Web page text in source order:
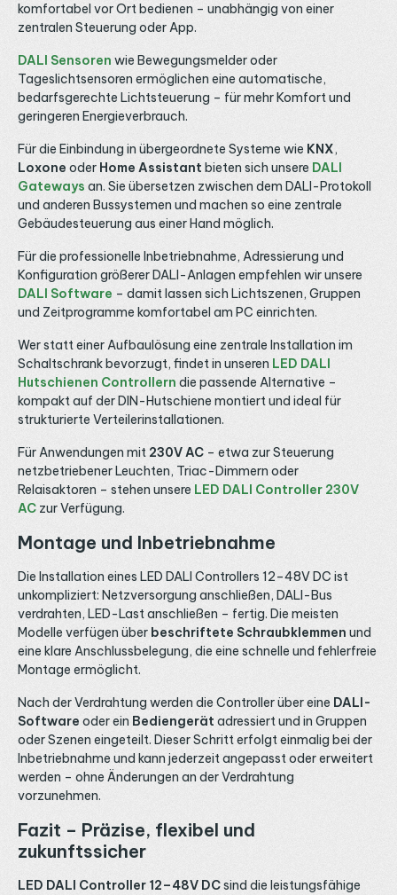
komfortabel vor Ort bedienen – unabhängig von einer
zentralen Steuerung oder App.
DALI Sensoren wie Bewegungsmelder oder
Tageslichtsensoren ermöglichen eine automatische,
bedarfsgerechte Lichtsteuerung – für mehr Komfort und
geringeren Energieverbrauch.
Für die Einbindung in übergeordnete Systeme wie KNX,
Loxone oder Home Assistant bieten sich unsere DALI
Gateways an. Sie übersetzen zwischen dem DALI-Protokoll
und anderen Bussystemen und machen so eine zentrale
Gebäudesteuerung aus einer Hand möglich.
Für die professionelle Inbetriebnahme, Adressierung und
Konfiguration größerer DALI-Anlagen empfehlen wir unsere
DALI Software – damit lassen sich Lichtszenen, Gruppen
und Zeitprogramme komfortabel am PC einrichten.
Wer statt einer Aufbaulösung eine zentrale Installation im
Schaltschrank bevorzugt, findet in unseren LED DALI
Hutschienen Controllern die passende Alternative –
kompakt auf der DIN-Hutschiene montiert und ideal für
strukturierte Verteilerinstallationen.
Für Anwendungen mit 230V AC – etwa zur Steuerung
netzbetriebener Leuchten, Triac-Dimmern oder
Relaisaktoren – stehen unsere LED DALI Controller 230V
AC zur Verfügung.
Montage und Inbetriebnahme
Die Installation eines LED DALI Controllers 12–48V DC ist
unkompliziert: Netzversorgung anschließen, DALI-Bus
verdrahten, LED-Last anschließen – fertig. Die meisten
Modelle verfügen über beschriftete Schraubklemmen und
eine klare Anschlussbelegung, die eine schnelle und fehlerfreie
Montage ermöglicht.
Nach der Verdrahtung werden die Controller über eine DALI-
Software oder ein Bediengerät adressiert und in Gruppen
oder Szenen eingeteilt. Dieser Schritt erfolgt einmalig bei der
Inbetriebnahme und kann jederzeit angepasst oder erweitert
werden – ohne Änderungen an der Verdrahtung
vorzunehmen.
Fazit – Präzise, flexibel und
zukunftssicher
LED DALI Controller 12–48V DCsind die leistungsfähige